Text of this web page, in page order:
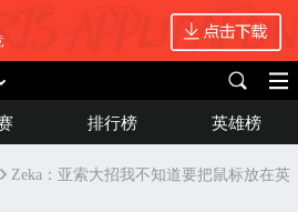
排行榜 英雄榜
Zeka：亚索大招我不知道要把鼠标放在英